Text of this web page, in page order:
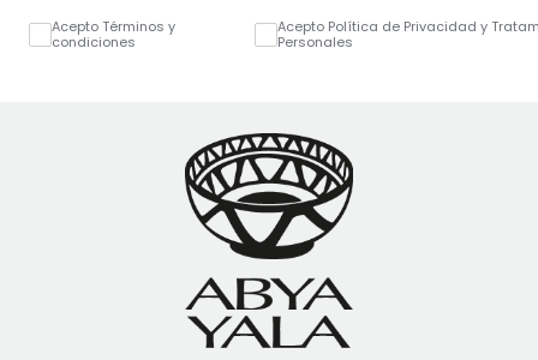
Acepto Términos y
condiciones
Acepto Política de Privacidad y
Personales